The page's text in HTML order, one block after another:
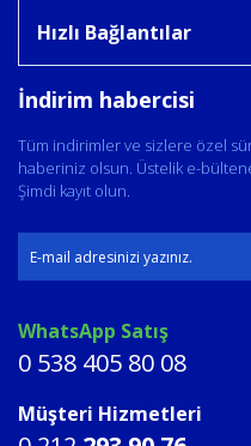
Hızlı Bağlantılar
İndirim habercisi
Tüm indirimler ve sizlere özel
haberiniz olsun. Üstelik e-
Şimdi kayıt olun.
WhatsApp Satış
0 538 405 80 08
Müşteri Hizmetleri